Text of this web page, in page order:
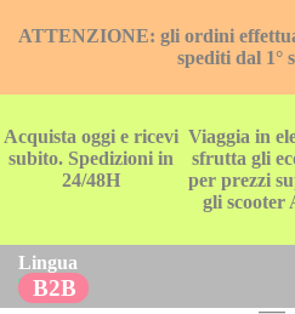
ATTENZIONE: gli ordini
spediti dal 1°
Acquista oggi e ricevi
subito. Spedizioni in
24/48H
Viaggia in
sfrutta gli
per prezzi
gli scooter
Lingua
B2B